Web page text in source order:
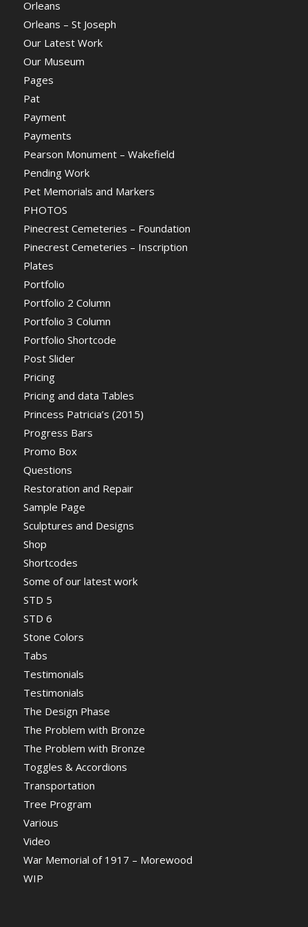
Orleans
Orleans – St Joseph
Our Latest Work
Our Museum
Pages
Pat
Payment
Payments
Pearson Monument – Wakefield
Pending Work
Pet Memorials and Markers
PHOTOS
Pinecrest Cemeteries – Foundation
Pinecrest Cemeteries – Inscription
Plates
Portfolio
Portfolio 2 Column
Portfolio 3 Column
Portfolio Shortcode
Post Slider
Pricing
Pricing and data Tables
Princess Patricia’s (2015)
Progress Bars
Promo Box
Questions
Restoration and Repair
Sample Page
Sculptures and Designs
Shop
Shortcodes
Some of our latest work
STD 5
STD 6
Stone Colors
Tabs
Testimonials
Testimonials
The Design Phase
The Problem with Bronze
The Problem with Bronze
Toggles & Accordions
Transportation
Tree Program
Various
Video
War Memorial of 1917 – Morewood
WIP